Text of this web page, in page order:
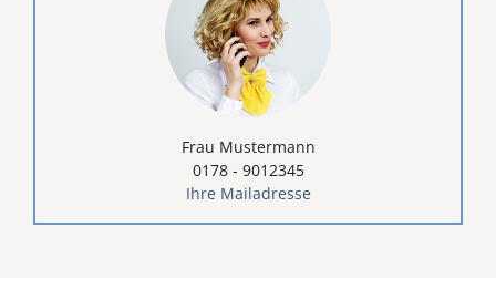
Frau Mustermann
0178 - 9012345
Ihre Mailadresse